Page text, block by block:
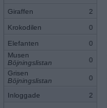
Giraffen 2
Krokodilen 0
Elefanten
0
Musen
Böjningslistan
0
Grisen
Böjningslistan
0
Inloggade 2